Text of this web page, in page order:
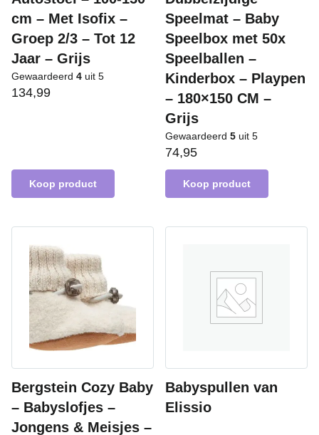
cm – Met Isofix –
Groep 2/3 – Tot 12
Jaar – Grijs
Gewaardeerd 4 uit 5
134,99
Koop product
Speelmat – Baby
Speelbox met 50x
Speelballen –
Kinderbox – Playpen
– 180×150 CM –
Grijs
Gewaardeerd 5 uit 5
74,95
Koop product
Bergstein Cozy Baby
– Babyslofjes –
Jongens & Meisjes –
Babyspullen van
Elissio